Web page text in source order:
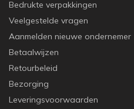
Bedrukte verpakkingen
Veelgestelde vragen
Aanmelden nieuwe ondernemer
Betaalwijzen
Retourbeleid
Bezorging
Leveringsvoorwaarden